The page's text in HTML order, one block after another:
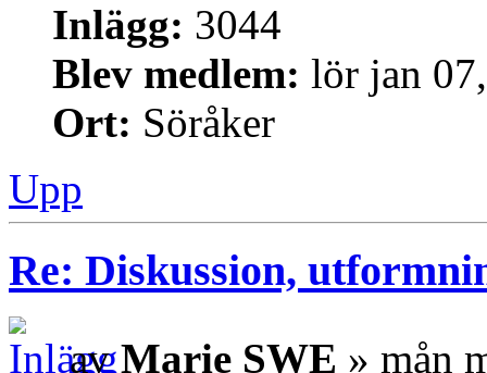
Inlägg: 3044
Blev medlem: lör jan
Ort: Söråker
Upp
Re: Diskussion,
avMarie SWE » mån